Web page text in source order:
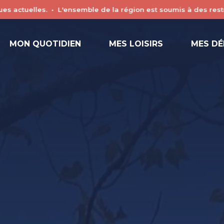
région est soumis à des restrictions et des règles de
chacun.
MON QUOTIDIEN MES LOISIRS MES